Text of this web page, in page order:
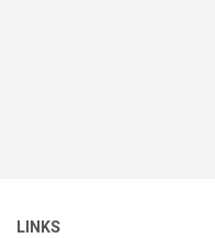
LINKS